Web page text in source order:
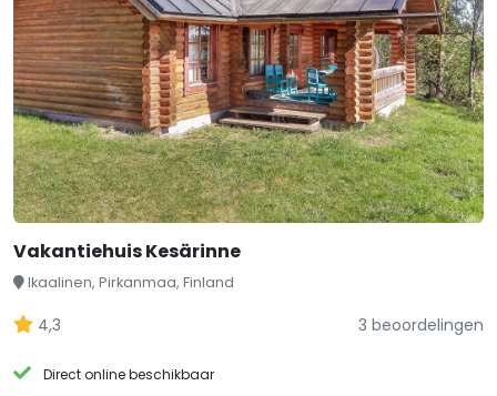
Vakantiehuis Kesärinne
Ikaalinen, Pirkanmaa, Finland
4,3 3 beoordelingen
Direct online beschikbaar